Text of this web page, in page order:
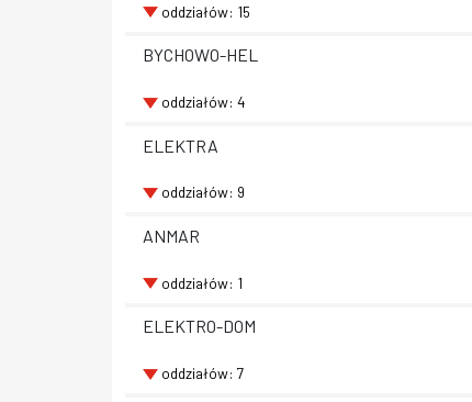
oddziałów: 15
BYCHOWO-HEL
oddziałów: 4
ELEKTRA
oddziałów: 9
ANMAR
oddziałów: 1
ELEKTRO-DOM
oddziałów: 7